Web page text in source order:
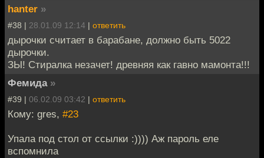
hanter »
#38 | 28.01.09 12:14 | ответить
дырочки считает в барабане, должно быть 5022
дырочки.
ЗЫ! Стиралка незачет! древняя как гавно мамонта!!!
Фемида »
#39 | 06.02.09 03:42 | ответить
Кому: gres, #23
Упала под стол от ссылки :)))) Аж пароль еле
вспомнила